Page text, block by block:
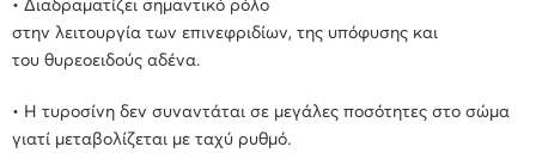
• Διαδραματίζει σημαντικό ρόλο
στην λειτουργία των επινεφριδίων, της υπόφυσης και
του θυρεοειδούς αδένα.
• Η τυροσίνη δεν συναντάται σε μεγάλες ποσότητες στο σώμα
γιατί μεταβολίζεται με ταχύ ρυθμό.